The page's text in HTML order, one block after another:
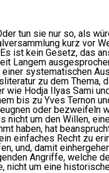
tun sie nur so, als
kurz vor
ist kein Gesetz, das
Langem
systematischen
zu dem Thema,
Hodja Ilyas Sami
bis zu Yves Ternon
oder bezweifeln
nicht um den Willen,
haben, hat
einfaches Recht zu
und, damit
Angriffe, welche
nicht um eine